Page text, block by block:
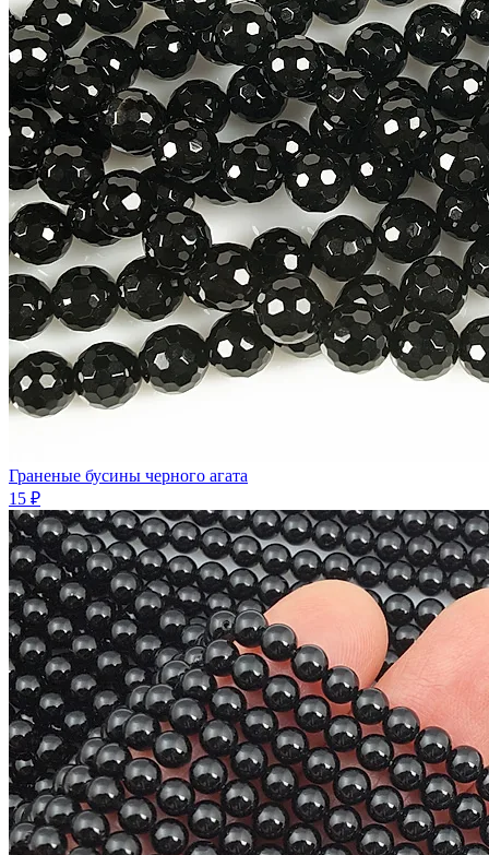
Граненые бусины черного агата
15 ₽